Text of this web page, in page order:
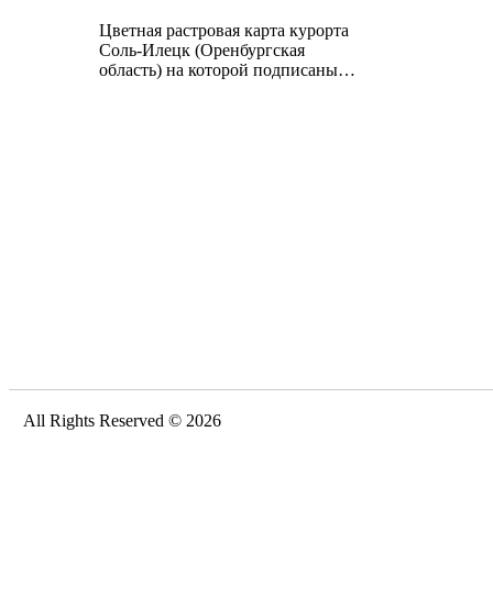
Цветная растровая карта курорта
Соль-Илецк (Оренбургская
область) на которой подписаны…
All Rights Reserved © 2026